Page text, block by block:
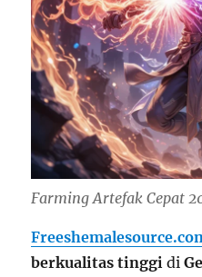
Farming Artefak Cepat
berkualitas tinggi di